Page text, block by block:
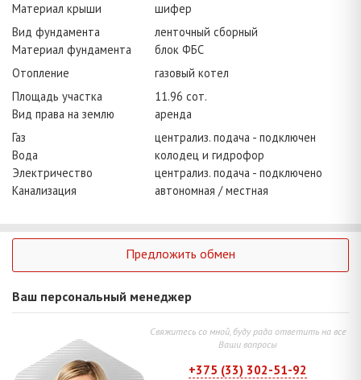
Материал крыши
шифер
Вид фундамента
ленточный сборный
Материал фундамента
блок ФБС
Отопление
газовый котел
Площадь участка
11.96 сот.
Вид права на землю
аренда
Газ
централиз. подача - подключен
Вода
колодец и гидрофор
Электричество
централиз. подача - подключено
Канализация
автономная / местная
Предложить обмен
Ваш персональный менеджер
Свяжитесь со мной, буду рада ответить на все
Ваши вопросы
+375 (33) 302-51-92